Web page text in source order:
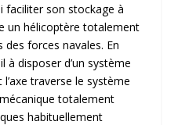
faciliter son stockage à
un hélicoptère totalement
des forces navales. En
à disposer d’un système
traverse le système
totalement
habituellement